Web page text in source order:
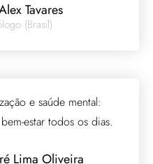
Tavares
(Brasil)
e saúde mental:
estar todos os dias.
Lima Oliveira